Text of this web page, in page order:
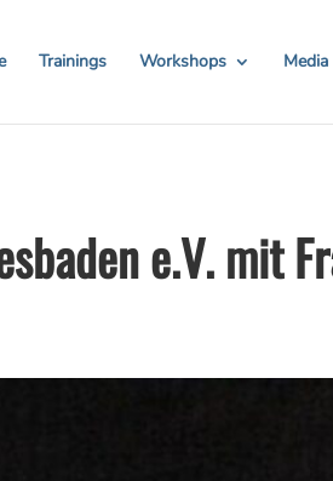
BREATH24
Trainings Workshops Media
e.V. mit